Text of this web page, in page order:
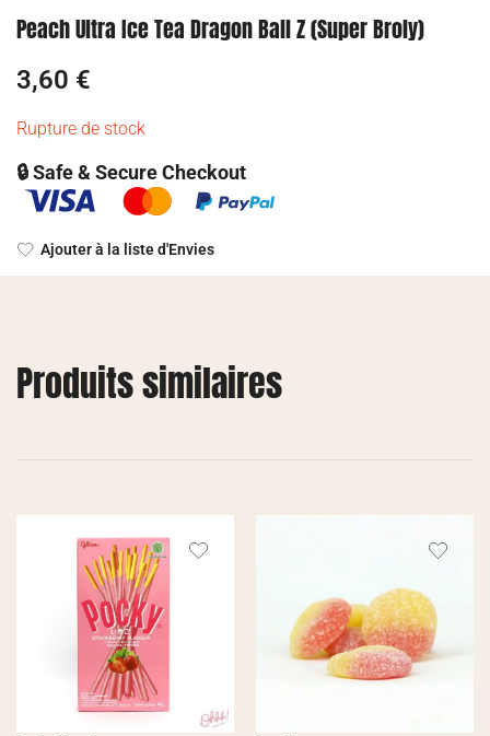
Peach Ultra Ice Tea Dragon Ball Z (Super Broly)
3,60 €
Rupture de stock
🔒 Safe & Secure Checkout
Ajouter à la liste d'Envies
Produits similaires